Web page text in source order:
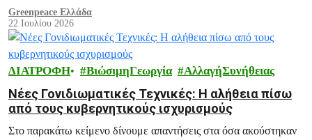
Γονιδιωματικών Τεχνικών.
Greenpeace Ελλάδα
22 Ιουλίου 2026
ΔΙΑΤΡΟΦΗ ΒιώσιμηΓεωργία ΑλλαγήΣυνήθειας
Νέες Γονιδιωματικές Τεχνικές: Η αλήθεια πίσω
από τους κυβερνητικούς ισχυρισμούς
Στο παρακάτω κείμενο δίνουμε απαντήσεις στα όσα ακούστηκαν